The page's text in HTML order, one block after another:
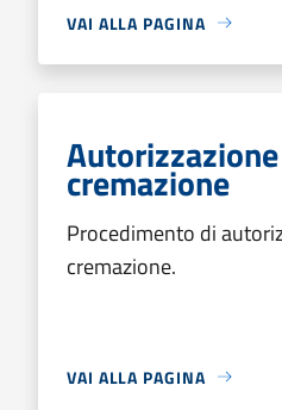
VAI ALLA PAGINA
cremazione
Procedimento di
cremazione.
VAI ALLA PAGINA